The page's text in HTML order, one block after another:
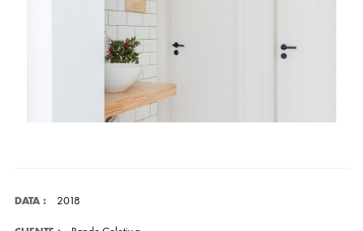
DATA : 2018